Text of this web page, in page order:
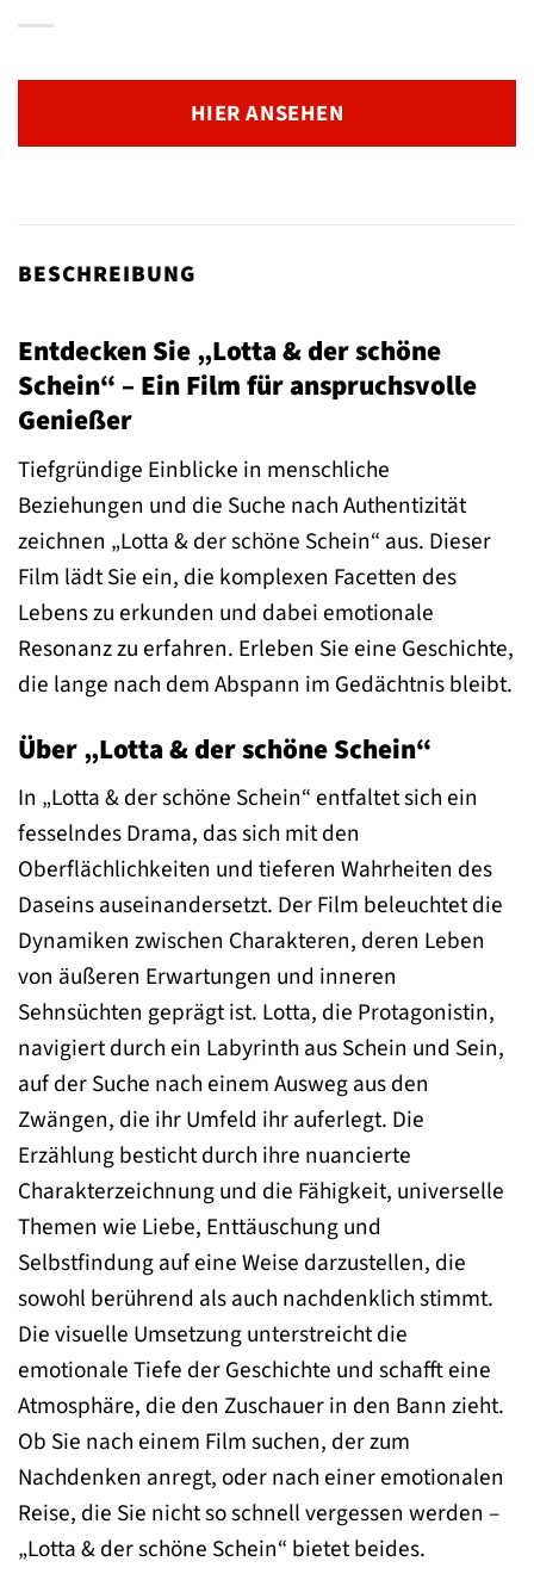
HIER ANSEHEN
BESCHREIBUNG
Entdecken Sie „Lotta & der schöne
Schein“ – Ein Film für anspruchsvolle
Genießer
Tiefgründige Einblicke in menschliche
Beziehungen und die Suche nach Authentizität
zeichnen „Lotta & der schöne Schein“ aus. Dieser
Film lädt Sie ein, die komplexen Facetten des
Lebens zu erkunden und dabei emotionale
Resonanz zu erfahren. Erleben Sie eine Geschichte,
die lange nach dem Abspann im Gedächtnis bleibt.
Über „Lotta & der schöne Schein“
In „Lotta & der schöne Schein“ entfaltet sich ein
fesselndes Drama, das sich mit den
Oberflächlichkeiten und tieferen Wahrheiten des
Daseins auseinandersetzt. Der Film beleuchtet die
Dynamiken zwischen Charakteren, deren Leben
von äußeren Erwartungen und inneren
Sehnsüchten geprägt ist. Lotta, die Protagonistin,
navigiert durch ein Labyrinth aus Schein und Sein,
auf der Suche nach einem Ausweg aus den
Zwängen, die ihr Umfeld ihr auferlegt. Die
Erzählung besticht durch ihre nuancierte
Charakterzeichnung und die Fähigkeit, universelle
Themen wie Liebe, Enttäuschung und
Selbstfindung auf eine Weise darzustellen, die
sowohl berührend als auch nachdenklich stimmt.
Die visuelle Umsetzung unterstreicht die
emotionale Tiefe der Geschichte und schafft eine
Atmosphäre, die den Zuschauer in den Bann zieht.
Ob Sie nach einem Film suchen, der zum
Nachdenken anregt, oder nach einer emotionalen
Reise, die Sie nicht so schnell vergessen werden –
„Lotta & der schöne Schein“ bietet beides.